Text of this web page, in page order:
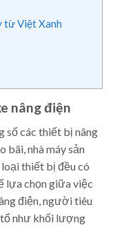
từ Việt Xanh
nâng điện
số các thiết bị nâng
bãi, nhà máy sản
thiết bị đều có
lựa chọn giữa việc
điện, người tiêu
tố như khối lượng